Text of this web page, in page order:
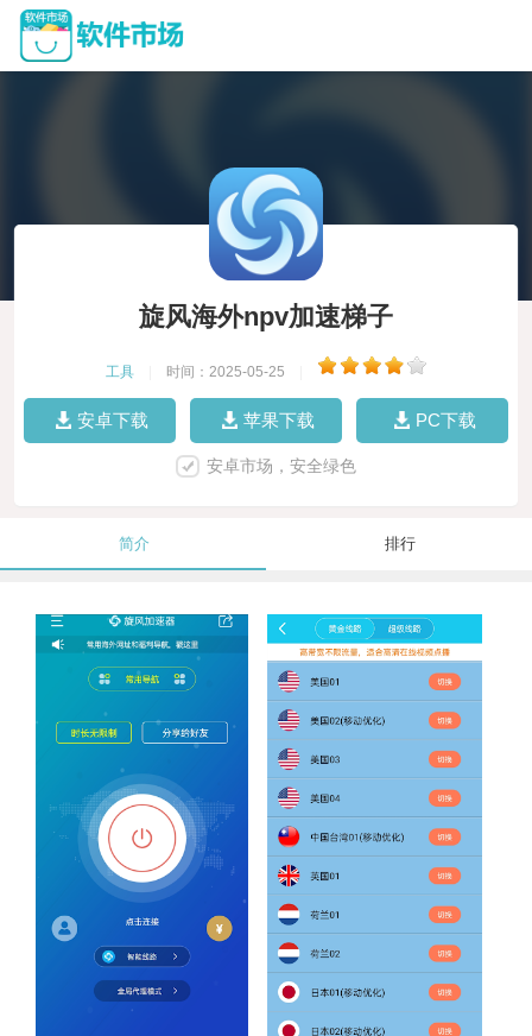
旋风海外npv加速梯子
工具 时间：2025-05-25
安卓下载 苹果下载 PC下载
安卓市场，安全绿色
简介 排行